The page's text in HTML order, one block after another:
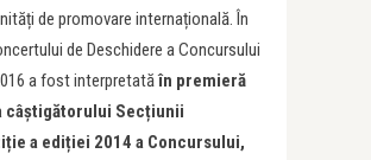
de promovare internațională. În
de Deschidere a Concursului
a fost interpretatăîn premieră
câștigătorului Secțiunii
a ediției 2014 a Concursului,